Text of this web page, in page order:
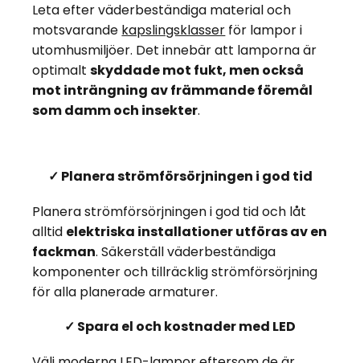
Leta efter väderbeständiga material och
motsvarande kapslingsklasser för lampor i
utomhusmiljöer. Det innebär att lamporna är
optimaltskyddade mot fukt, men också
mot inträngning av främmande föremål
som damm och insekter.
✓ Planera strömförsörjningen i god tid
Planera strömförsörjningen i god tid och låt
alltid elektriska installationer utföras av en
fackman. Säkerställ väderbeständiga
komponenter och tillräcklig strömförsörjning
för alla planerade armaturer.
✓ Spara el och kostnader med LED